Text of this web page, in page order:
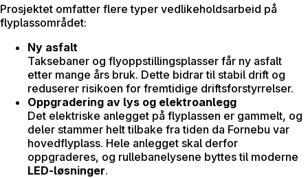
Prosjektet omfatter flere typer vedlikeholdsarbeid på
flyplassområdet:
Ny asfalt
Taksebaner og flyoppstillingsplasser får ny asfalt
etter mange års bruk. Dette bidrar til stabil drift og
reduserer risikoen for fremtidige driftsforstyrrelser.
Oppgradering av lys og elektroanlegg
Det elektriske anlegget på flyplassen er gammelt, og
deler stammer helt tilbake fra tiden da Fornebu var
hovedflyplass. Hele anlegget skal derfor
oppgraderes, og rullebanelysene byttes til moderne
LED-løsninger.